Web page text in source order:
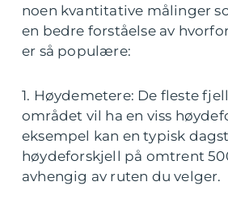
noen kvantitative målinger
en bedre forståelse av
er så populære:
1. Høydemetere: De fleste
området vil ha en viss
eksempel kan en typisk
høydeforskjell på omtrent
avhengig av ruten du velger.